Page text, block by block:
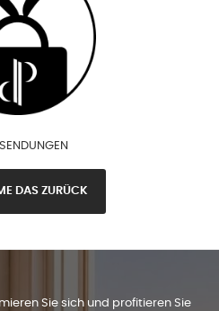
DAS ZURÜCK
Sie sich und profitieren Sie